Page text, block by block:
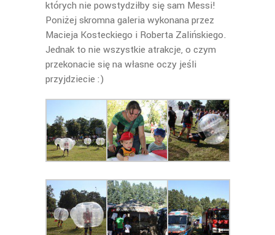
których nie powstydziłby się sam Messi!
Poniżej skromna galeria wykonana przez
Macieja Kosteckiego i Roberta Zalińskiego.
Jednak to nie wszystkie atrakcje, o czym
przekonacie się na własne oczy jeśli
przyjdziecie :)